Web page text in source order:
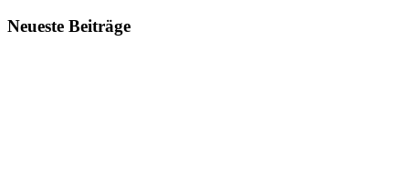
Neueste Beiträge